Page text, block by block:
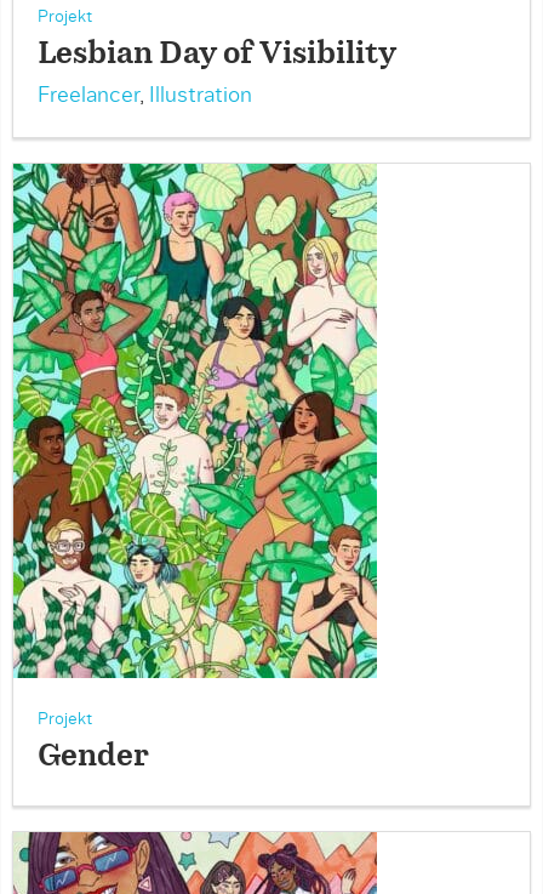
Projekt
Lesbian Day of Visibility
Freelancer, Illustration
Projekt
Gender